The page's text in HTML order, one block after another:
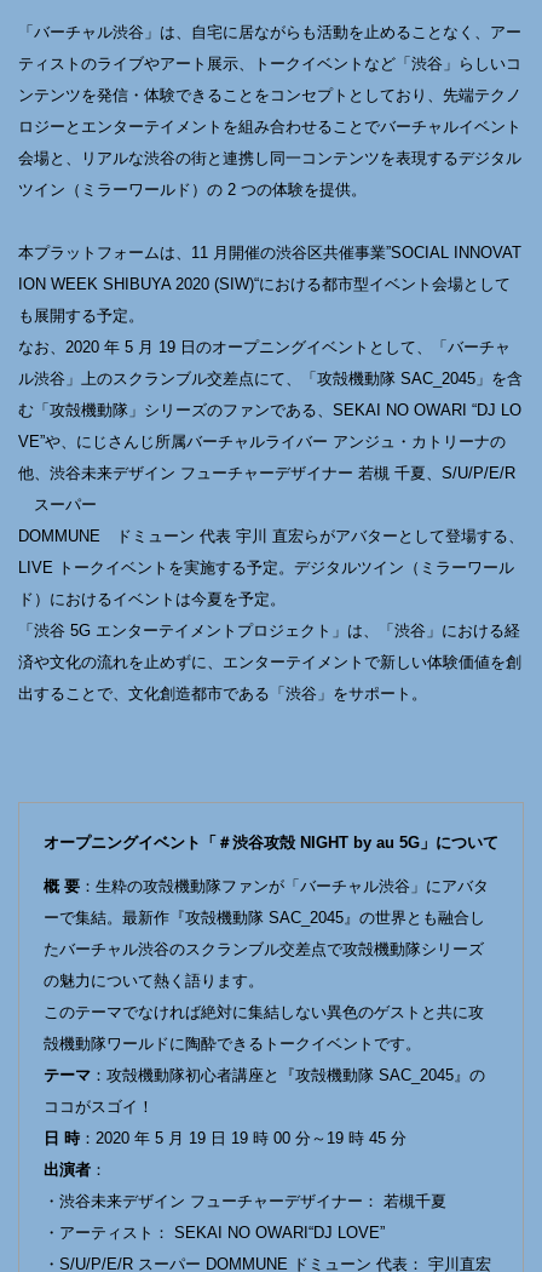
「バーチャル渋谷」は、自宅に居ながらも活動を止めることなく、アー
ティストのライブやアート展示、トークイベントなど「渋谷」らしいコ
ンテンツを発信・体験できることをコンセプトとしており、先端テクノ
ロジーとエンターテイメントを組み合わせることでバーチャルイベント
会場と、リアルな渋谷の街と連携し同一コンテンツを表現するデジタル
ツイン（ミラーワールド）の 2 つの体験を提供。
本プラットフォームは、11 月開催の渋谷区共催事業”SOCIAL INNOVAT
ION WEEK SHIBUYA 2020 (SIW)“における都市型イベント会場として
も展開する予定。
なお、2020 年 5 月 19 日のオープニングイベントとして、「バーチャ
ル渋谷」上のスクランブル交差点にて、「攻殻機動隊 SAC_2045」を含
む「攻殻機動隊」シリーズのファンである、SEKAI NO OWARI “DJ LO
VE”や、にじさんじ所属バーチャルライバー アンジュ・カトリーナの
他、渋谷未来デザイン フューチャーデザイナー 若槻 千夏、S/U/P/E/R
スーパー
DOMMUNE ドミューン 代表 宇川 直宏らがアバターとして登場する、
LIVE トークイベントを実施する予定。デジタルツイン（ミラーワール
ド）におけるイベントは今夏を予定。
「渋谷 5G エンターテイメントプロジェクト」は、「渋谷」における経
済や文化の流れを止めずに、エンターテイメントで新しい体験価値を創
出することで、文化創造都市である「渋谷」をサポート。
オープニングイベント「＃渋谷攻殻 NIGHT by au 5G」について
概 要 ：生粋の攻殻機動隊ファンが「バーチャル渋谷」にアバタ
ーで集結。最新作『攻殻機動隊 SAC_2045』の世界とも融合し
たバーチャル渋谷のスクランブル交差点で攻殻機動隊シリーズ
の魅力について熱く語ります。
このテーマでなければ絶対に集結しない異色のゲストと共に攻
殻機動隊ワールドに陶酔できるトークイベントです。
テーマ ：攻殻機動隊初心者講座と『攻殻機動隊 SAC_2045』の
ココがスゴイ！
日 時 ：2020 年 5 月 19 日 19 時 00 分～19 時 45 分
出演者 ：
・渋谷未来デザイン フューチャーデザイナー： 若槻千夏
・アーティスト： SEKAI NO OWARI“DJ LOVE”
・S/U/P/E/R スーパー DOMMUNE ドミューン 代表： 宇川直宏